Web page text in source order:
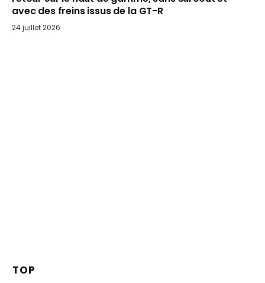
avec des freins issus de la GT-R
24 juillet 2026
TOP